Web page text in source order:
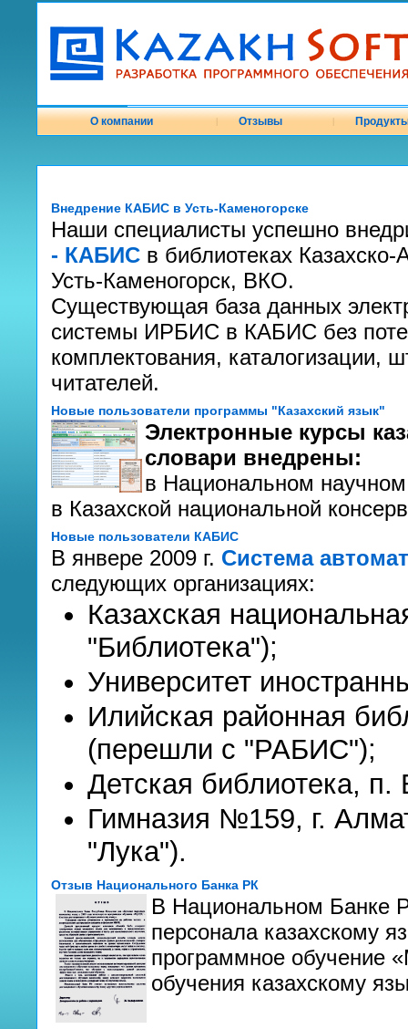
О компании Отзывы
Внедрение КАБИС в Усть-Каменогорске
Наши специалисты успешно
- КАБИС в библиотеках Казахско-
Усть-Каменогорск, ВКО.
Существующая база данных
системы ИРБИС в КАБИС без
комплектования, каталогизации,
читателей.
Новые пользователи программы "Казахский язык"
Электронные курсы
словари внедрены:
в Национальном
в Казахской национальной
Новые пользователи КАБИС
В янвере 2009 г. Система
следующих организациях:
Казахская
"Библиотека");
Университет
Илийская районная
(перешли с "РАБИС");
Детская библиотека, п.
Гимназия №159, г.
"Лука").
Отзыв Национального Банка РК
В Национальном Банке
персонала казахскому
программное обучение
обучения казахскому